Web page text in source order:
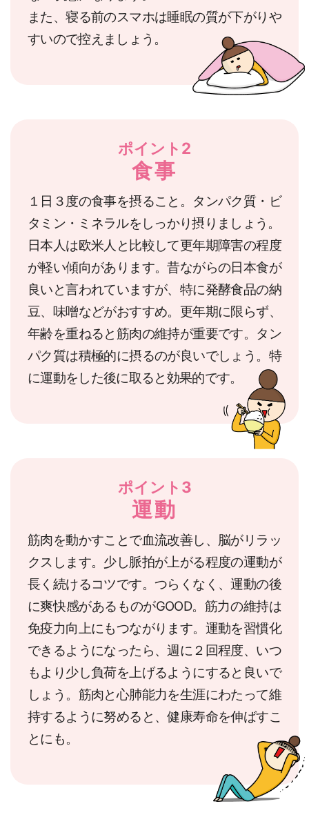
また、寝る前のスマホは睡眠の質が下がりや
すいので控えましょう。
ポイント2
食事
１日３度の食事を摂ること。タンパク質・ビ
タミン・ミネラルをしっかり摂りましょう。
日本人は欧米人と比較して更年期障害の程度
が軽い傾向があります。昔ながらの日本食が
良いと言われていますが、特に発酵食品の納
豆、味噌などがおすすめ。更年期に限らず、
年齢を重ねると筋肉の維持が重要です。タン
パク質は積極的に摂るのが良いでしょう。特
に運動をした後に取ると効果的です。
ポイント3
運動
筋肉を動かすことで血流改善し、脳がリラッ
クスします。少し脈拍が上がる程度の運動が
長く続けるコツです。つらくなく、運動の後
に爽快感があるものがGOOD。筋力の維持は
免疫力向上にもつながります。運動を習慣化
できるようになったら、週に２回程度、いつ
もより少し負荷を上げるようにすると良いで
しょう。筋肉と心肺能力を生涯にわたって維
持するように努めると、健康寿命を伸ばすこ
とにも。